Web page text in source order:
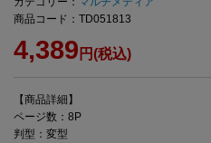
商品コード：TD051813
4,389 円(税込)
【商品詳細】
ページ数：8P
判型：変型